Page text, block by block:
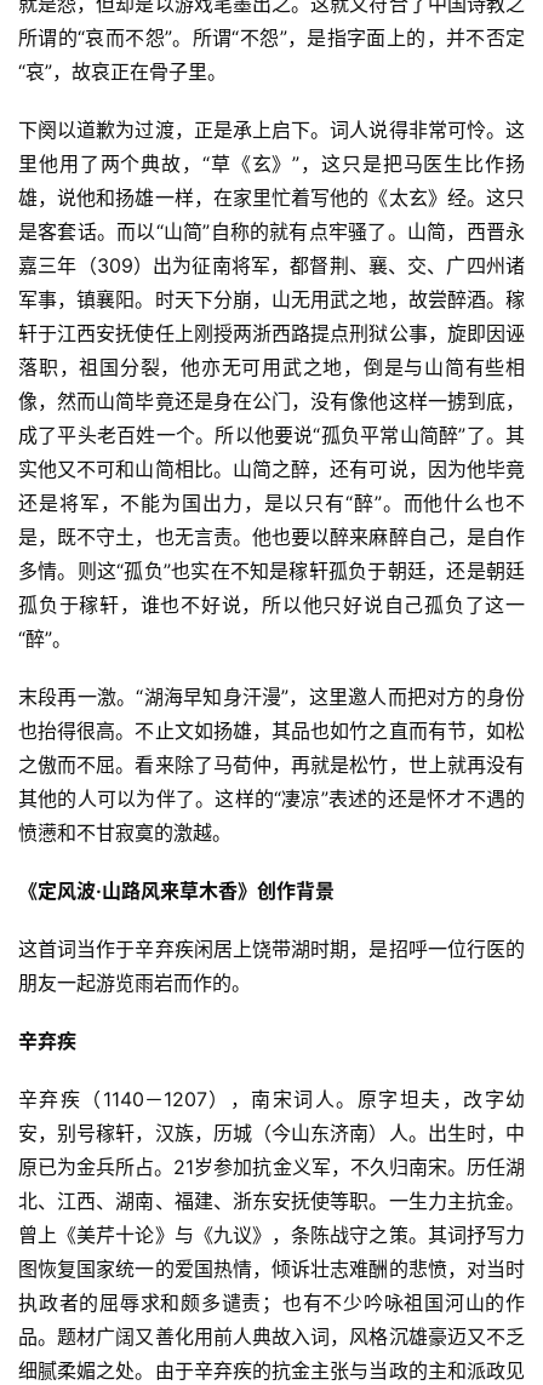
首
页
好
词
好
句
所谓的“哀而不怨”。所谓“不怨”，是指字面上的，并不否定
“哀”，故哀正在骨子里。
下阕以道歉为过渡，正是承上启下。词人说得非常可怜。这
里他用了两个典故，“草《玄》”，这只是把马医生比作扬
雄，说他和扬雄一样，在家里忙着写他的《太玄》经。这只
是客套话。而以“山简”自称的就有点牢骚了。山简，西晋永
嘉三年（309）出为征南将军，都督荆、襄、交、广四州诸
军事，镇襄阳。时天下分崩，山无用武之地，故尝醉酒。稼
轩于江西安抚使任上刚授两浙西路提点刑狱公事，旋即因诬
落职，祖国分裂，他亦无可用武之地，倒是与山简有些相
像，然而山简毕竟还是身在公门，没有像他这样一掳到底，
成了平头老百姓一个。所以他要说“孤负平常山简醉”了。其
实他又不可和山简相比。山简之醉，还有可说，因为他毕竟
还是将军，不能为国出力，是以只有“醉”。而他什么也不
是，既不守土，也无言责。他也要以醉来麻醉自己，是自作
多情。则这“孤负”也实在不知是稼轩孤负于朝廷，还是朝廷
孤负于稼轩，谁也不好说，所以他只好说自己孤负了这一
“醉”。
末段再一激。“湖海早知身汗漫”，这里邀人而把对方的身份
也抬得很高。不止文如扬雄，其品也如竹之直而有节，如松
之傲而不屈。看来除了马荀仲，再就是松竹，世上就再没有
其他的人可以为伴了。这样的“凄凉”表述的还是怀才不遇的
愤懑和不甘寂寞的激越。
《定风波·山路风来草木香》创作背景
这首词当作于辛弃疾闲居上饶带湖时期，是招呼一位行医的
朋友一起游览雨岩而作的。
辛弃疾
辛弃疾（1140－1207），南宋词人。原字坦夫，改字幼
安，别号稼轩，汉族，历城（今山东济南）人。出生时，中
原已为金兵所占。21岁参加抗金义军，不久归南宋。历任湖
北、江西、湖南、福建、浙东安抚使等职。一生力主抗金。
曾上《美芹十论》与《九议》，条陈战守之策。其词抒写力
图恢复国家统一的爱国热情，倾诉壮志难酬的悲愤，对当时
执政者的屈辱求和颇多谴责；也有不少吟咏祖国河山的作
品。题材广阔又善化用前人典故入词，风格沉雄豪迈又不乏
细腻柔媚之处。由于辛弃疾的抗金主张与当政的主和派政见